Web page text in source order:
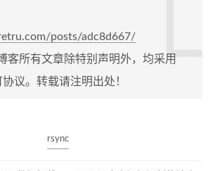
posts/adc8d667/
客所有文章除特别声明外，均采用
议。转载请注明出处！
rsync